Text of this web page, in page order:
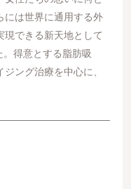
には世界に通用する外
現できる新天地として
得意とする脂肪吸
ング治療を中心に、